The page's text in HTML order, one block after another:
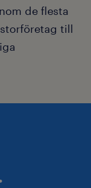
de flesta
till